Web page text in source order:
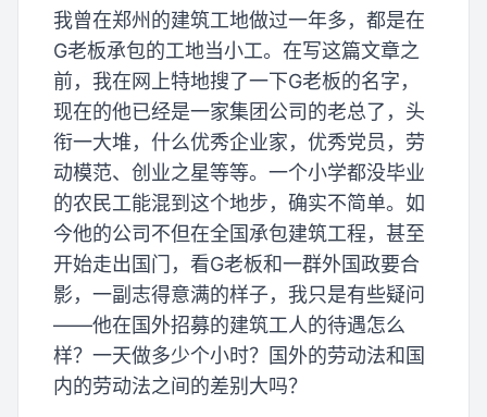
我曾在郑州的建筑工地做过一年多，都是在
G老板承包的工地当小工。在写这篇文章之
前，我在网上特地搜了一下G老板的名字，
现在的他已经是一家集团公司的老总了，头
衔一大堆，什么优秀企业家，优秀党员，劳
动模范、创业之星等等。一个小学都没毕业
的农民工能混到这个地步，确实不简单。如
今他的公司不但在全国承包建筑工程，甚至
开始走出国门，看G老板和一群外国政要合
影，一副志得意满的样子，我只是有些疑问
——他在国外招募的建筑工人的待遇怎么
样？一天做多少个小时？国外的劳动法和国
内的劳动法之间的差别大吗？